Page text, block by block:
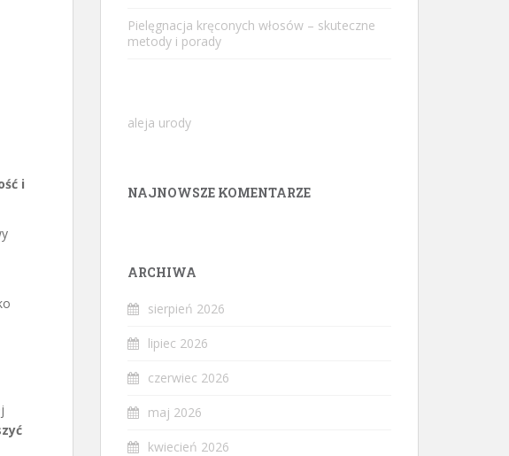
i
Pielęgnacja kręconych włosów – skuteczne
metody i porady
aleja urody
NAJNOWSZE KOMENTARZE
ARCHIWA
sierpień 2026
lipiec 2026
czerwiec 2026
maj 2026
kwiecień 2026